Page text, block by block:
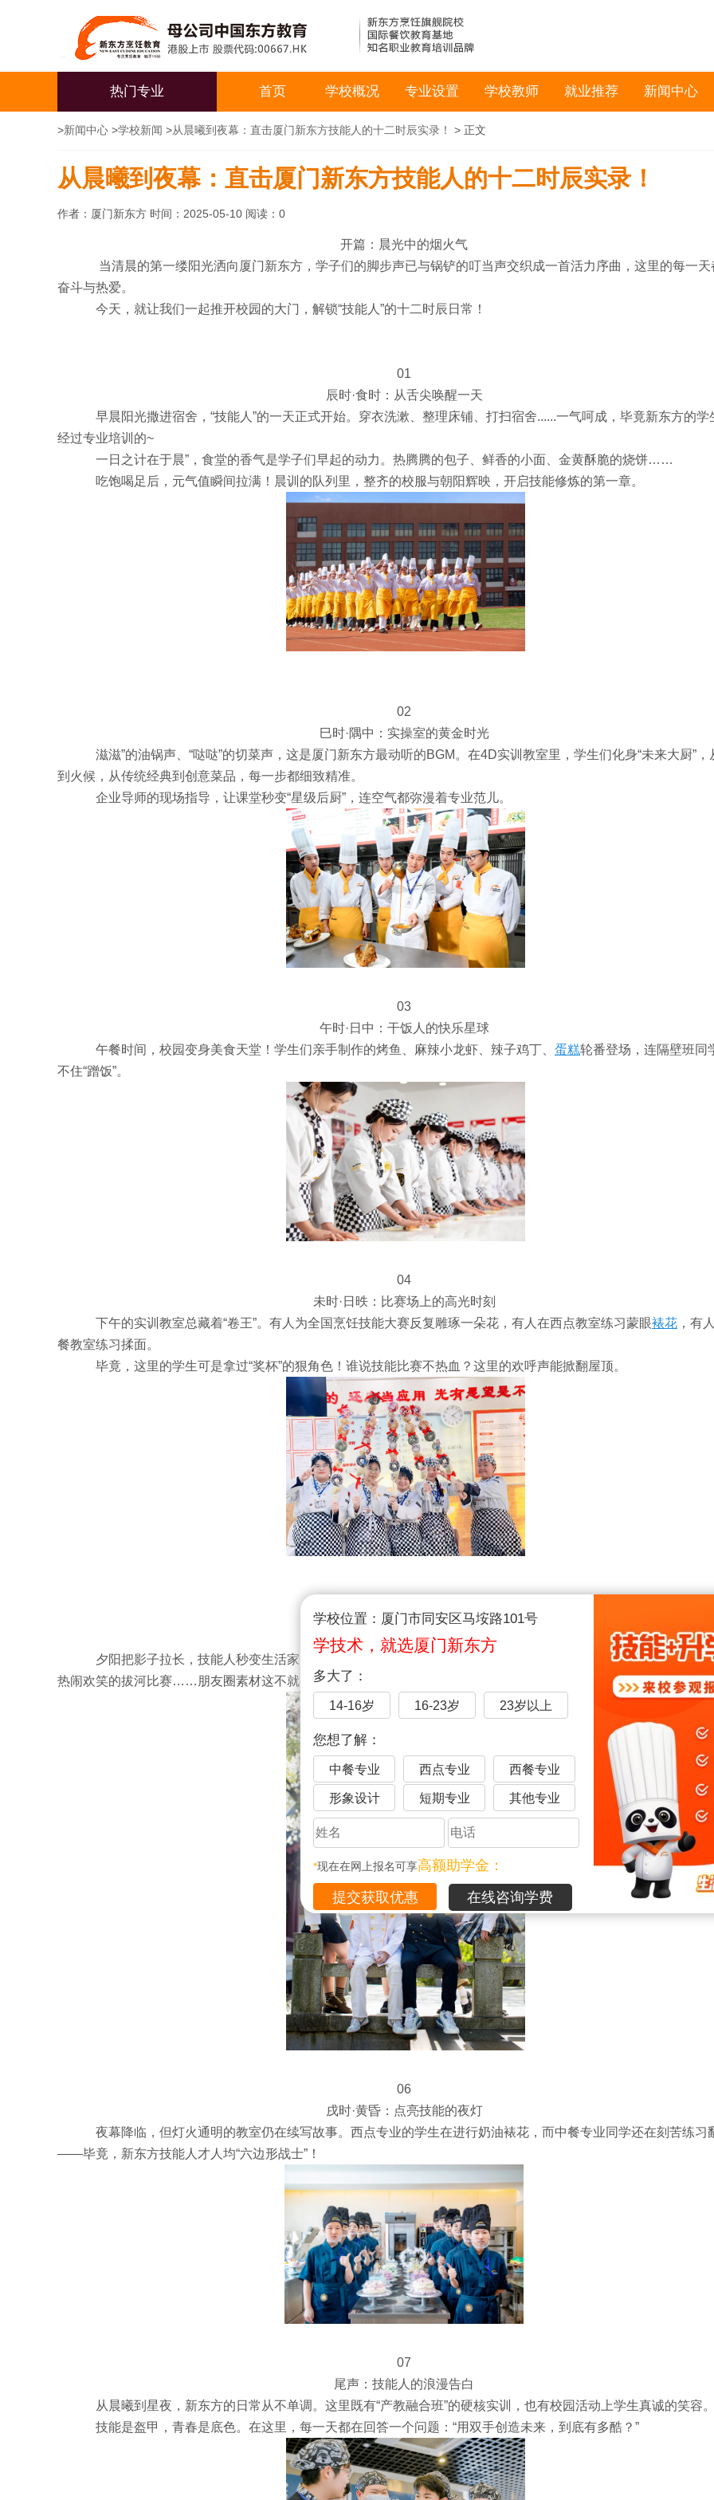
学校位置：厦门市同安区马垵路101号
学技术，就选厦门新东方
多大了：
14-16岁 16-23岁 23岁以上
您想了解：
中餐专业 西点专业 西餐专业
形象设计 短期专业 其他专业
*现在在网上报名可享高额助学金：
在线咨询学费
热门专业 首页 学校概况 专业设置 学校教师 就业推荐 新闻中心
>新闻中心 >学校新闻 >从晨曦到夜幕：直击厦门新东方技能人的十二时辰实录！ > 正文
从晨曦到夜幕：直击厦门新东方技能人的十二时辰实录！
作者：厦门新东方 时间：2025-05-10 阅读： 0
开篇：晨光中的烟火气
当清晨的第一缕阳光洒向厦门新东方，学子们的脚步声已与锅铲的叮当声交织成一首活力序曲，这里的每一天
奋斗与热爱。
今天，就让我们一起推开校园的大门，解锁“技能人”的十二时辰日常！
01
辰时·食时：从舌尖唤醒一天
早晨阳光撒进宿舍，“技能人”的一天正式开始。穿衣洗漱、整理床铺、打扫宿舍......一气呵成，毕竟新东方的学
经过专业培训的~
一日之计在于晨”，食堂的香气是学子们早起的动力。热腾腾的包子、鲜香的小面、金黄酥脆的烧饼……
吃饱喝足后，元气值瞬间拉满！晨训的队列里，整齐的校服与朝阳辉映，开启技能修炼的第一章。
02
巳时·隅中：实操室的黄金时光
滋滋”的油锅声、“哒哒”的切菜声，这是厦门新东方最动听的BGM。在4D实训教室里，学生们化身“未来大厨”，
到火候，从传统经典到创意菜品，每一步都细致精准。
企业导师的现场指导，让课堂秒变“星级后厨”，连空气都弥漫着专业范儿。
03
午时·日中：干饭人的快乐星球
午餐时间，校园变身美食天堂！学生们亲手制作的烤鱼、麻辣小龙虾、辣子鸡丁、 蛋糕轮番登场，连隔壁班同
不住“蹭饭”。
04
未时·日昳：比赛场上的高光时刻
下午的实训教室总藏着“卷王”。有人为全国烹饪技能大赛反复雕琢一朵花，有人在西点教室练习蒙眼裱花 ，有
餐教室练习揉面。
毕竟，这里的学生可是拿过“奖杯”的狠角色！谁说技能比赛不热血？这里的欢呼声能掀翻屋顶。
05
酉时·日入：校园里的松弛感
夕阳把影子拉长，技能人秒变生活家！操场上的抢零食大赛、元宵节上的猜灯谜和投壶、专业发布会上的服装
热闹欢笑的拔河比赛……朋友圈素材这不就有了？
06
戌时·黄昏：点亮技能的夜灯
夜幕降临，但灯火通明的教室仍在续写故事。西点专业的学生在进行奶油裱花，而中餐专业同学还在刻苦练习
——毕竟，新东方技能人才人均“六边形战士”！
07
尾声：技能人的浪漫告白
从晨曦到星夜，新东方的日常从不单调。这里既有“产教融合班”的硬核实训，也有校园活动上学生真诚的笑容
技能是盔甲，青春是底色。在这里，每一天都在回答一个问题：“用双手创造未来，到底有多酷？”